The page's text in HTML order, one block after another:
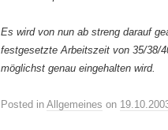
Es wird von nun ab streng darauf
festgesetzte Arbeitszeit von 35/38/
möglichst genau eingehalten wird.
Posted in Allgemeines on